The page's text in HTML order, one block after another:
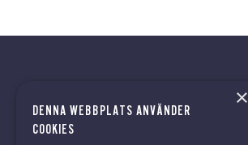
kontor@gil.se
×
DENNA WEBBPLATS ANVÄNDER
COOKIES